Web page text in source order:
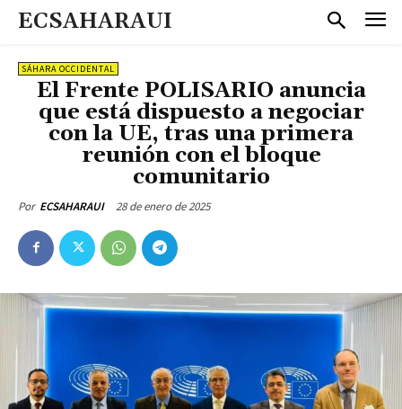
ECSAHARAUI
SÁHARA OCCIDENTAL
El Frente POLISARIO anuncia
que está dispuesto a negociar
con la UE, tras una primera
reunión con el bloque
comunitario
Por ECSAHARAUI 28 de enero de 2025